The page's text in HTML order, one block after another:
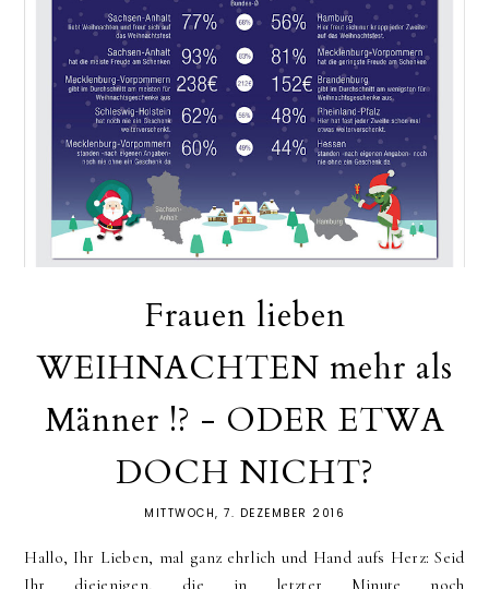
Frauen lieben
WEIHNACHTEN mehr als
Männer !? - ODER ETWA
DOCH NICHT?
MITTWOCH, 7. DEZEMBER 2016
Hallo, Ihr Lieben, mal ganz ehrlich und Hand aufs Herz: Seid
Ihr diejenigen, die in letzter Minute noch